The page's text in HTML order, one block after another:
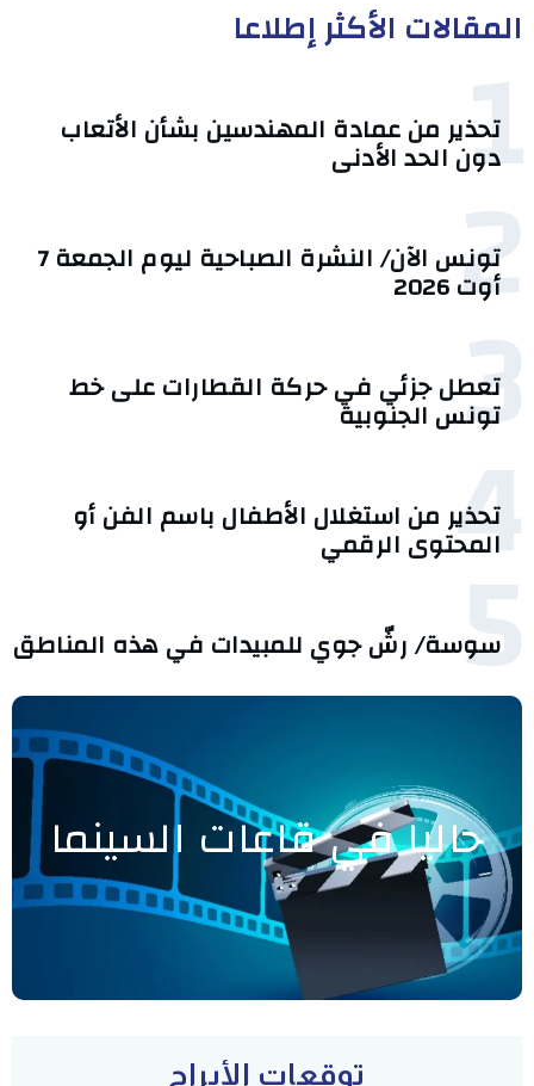
المقالات الأكثر إطلاعا
1
تحذير من عمادة المهندسين بشأن الأتعاب
دون الحد الأدنى
2 تونس الآن/ النشرة الصباحية ليوم الجمعة 7
أوت 2026
3
تعطل جزئي في حركة القطارات على خط
تونس الجنوبية
4
تحذير من استغلال الأطفال باسم الفن أو
المحتوى الرقمي
5
سوسة/ رشّ جوي للمبيدات في هذه المناطق
حاليا في قاعات السينما
توقعات الأبراج